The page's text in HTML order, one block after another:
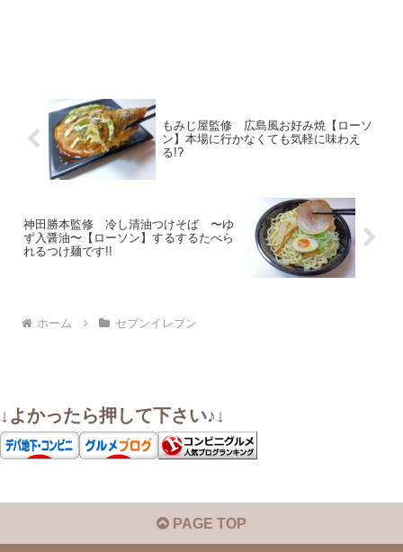
もみじ屋監修 広島風お好み焼【ローソ
ン】本場に行かなくても気軽に味わえ
る!?
神田勝本監修 冷し清油つけそば 〜ゆ
ず入醤油〜【ローソン】するするたべら
れるつけ麺です!!
ホーム セブンイレブン
↓よかったら押して下さい♪↓
PAGE TOP